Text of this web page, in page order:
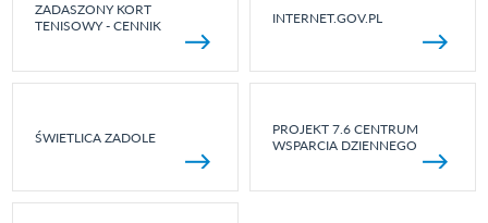
ZADASZONY KORT
TENISOWY - CENNIK
INTERNET.GOV.PL
ŚWIETLICA ZADOLE
PROJEKT 7.6 CENTRUM
WSPARCIA DZIENNEGO